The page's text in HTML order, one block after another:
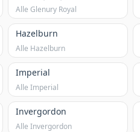
Alle Glenury Royal
Hazelburn
Alle Hazelburn
Imperial
Alle Imperial
Invergordon
Alle Invergordon